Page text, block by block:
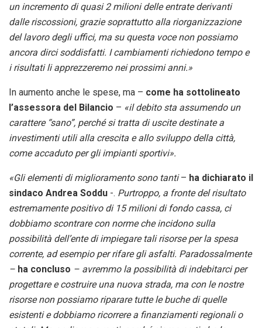
un incremento di quasi 2 milioni delle entrate derivanti
dalle riscossioni, grazie soprattutto alla riorganizzazione
del lavoro degli uffici, ma su questa voce non possiamo
ancora dirci soddisfatti. I cambiamenti richiedono tempo e
i risultati li apprezzeremo nei prossimi anni.»
In aumento anche le spese, ma – come ha sottolineato
l’assessora del Bilancio – «il debito sta assumendo un
carattere “sano”, perché si tratta di uscite destinate a
investimenti utili alla crescita e allo sviluppo della città,
come accaduto per gli impianti sportivi».
«Gli elementi di miglioramento sono tanti– ha dichiarato il
sindaco Andrea Soddu -. Purtroppo, a fronte del risultato
estremamente positivo di 15 milioni di fondo cassa, ci
dobbiamo scontrare con norme che incidono sulla
possibilità dell’ente di impiegare tali risorse per la spesa
corrente, ad esempio per rifare gli asfalti. Paradossalmente
– ha concluso – avremmo la possibilità di indebitarci per
progettare e costruire una nuova strada, ma con le nostre
risorse non possiamo riparare tutte le buche di quelle
esistenti e dobbiamo ricorrere a finanziamenti regionali o